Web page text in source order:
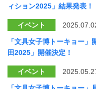
ィション2025」結果発表！
イベント
「文具女子博トーキョー
田2025」開催決定！
イベント